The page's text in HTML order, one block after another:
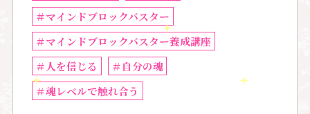
＃マインドブロックバスター
＃マインドブロックバスター養成講座
＃人を信じる
＃自分の魂
＃魂レベルで触れ合う